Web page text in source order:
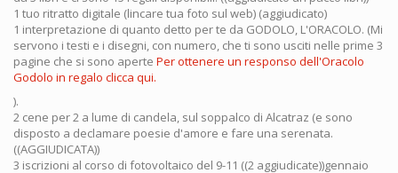
1 tuo ritratto digitale (lincare tua foto sul web) (aggiudicato)
1 interpretazione di quanto detto per te da GODOLO, L'ORACOLO. (Mi
servono i testi e i disegni, con numero, che ti sono usciti nelle prime 3
pagine che si sono aperte Per ottenere un responso dell'Oracolo
Godolo in regalo clicca qui.
).
2 cene per 2 a lume di candela, sul soppalco di Alcatraz (e sono
disposto a declamare poesie d'amore e fare una serenata.
((AGGIUDICATA))
3 iscrizioni al corso di fotovoltaico del 9-11 ((2 aggiudicate))gennaio